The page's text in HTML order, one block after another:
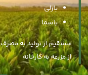
بارلی
باسما
مستقیم از تولید به مصرف
از مزرعه به کارخانه